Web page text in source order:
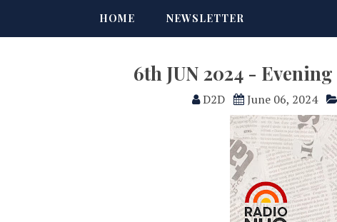
HOME NEWSLETTER
6th JUN 2024 -
D2D June 06, 2024